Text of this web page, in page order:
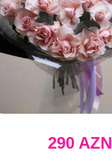
290 AZN